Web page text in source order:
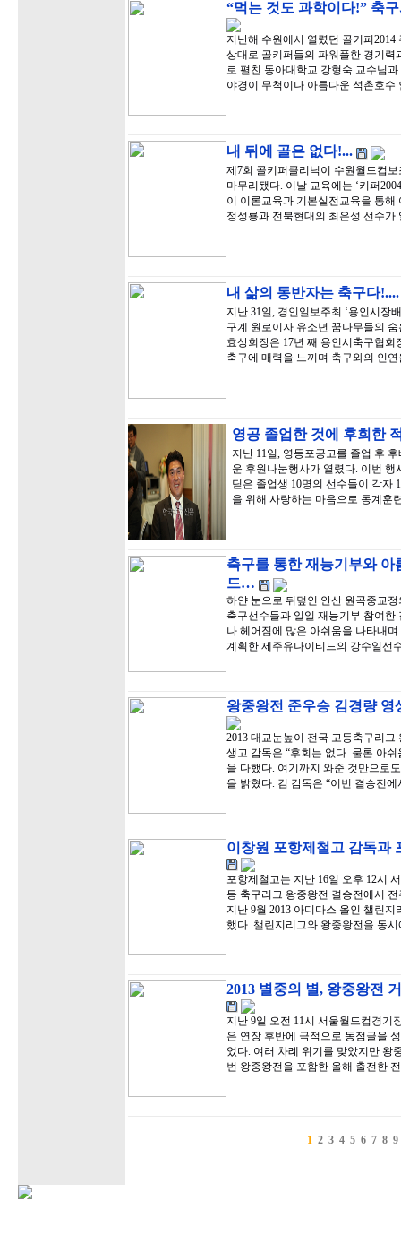
“먹는 것도 과학이다!” 축
지난해 수원에서 열렸던 골키퍼
상대로 골키퍼들의 파워풀한 경기
로 펼친 동아대학교 강형숙 교수님
야경이 무척이나 아름다운 석촌호
내 뒤에 골은 없다!...
제7회 골키퍼클리닉이 수원월드컵
마무리됐다. 이날 교육에는 ‘키퍼
이 이론교육과 기본실전교육을 통
정성룡과 전북현대의 최은성 선수
내 삶의 동반자는 축구다
지난 31일, 경인일보주최 ‘용인시장
구계 원로이자 유소년 꿈나무들의
효상회장은 17년 째 용인시축구협
축구에 매력을 느끼며 축구와의 인
영공 졸업한 것에 후회한
지난 11일, 영등포공고를 졸업 후
운 후원나눔행사가 열렸다. 이번
딛은 졸업생 10명의 선수들이 각자
을 위해 사랑하는 마음으로 동계훈
축구를 통한 재능기부와
드…
하얀 눈으로 뒤덮인 안산 원곡중교
축구선수들과 일일 재능기부 참여
나 헤어짐에 많은 아쉬움을 나타내
계획한 제주유나이티드의 강수일선
왕중왕전 준우승 김경량
2013 대교눈높이 전국 고등축구리
생고 감독은 “후회는 없다. 물론 아
을 다했다. 여기까지 와준 것만으로
을 밝혔다. 김 감독은 “이번 결승전
이창원 포항제철고 감독과
포항제철고는 지난 16일 오후 12시
등 축구리그 왕중왕전 결승전에서
지난 9월 2013 아디다스 올인 챌린
했다. 챌린지리그와 왕중왕전을 동
2013 별중의 별, 왕중왕전
지난 9일 오전 11시 서울월드컵경기
은 연장 후반에 극적으로 동점골을
었다. 여러 차례 위기를 맞았지만 왕
번 왕중왕전을 포함한 올해 출전한
1 2 3 4 5 6 7 8 9